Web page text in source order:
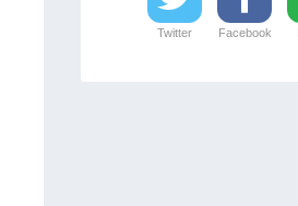
Twitter Facebook